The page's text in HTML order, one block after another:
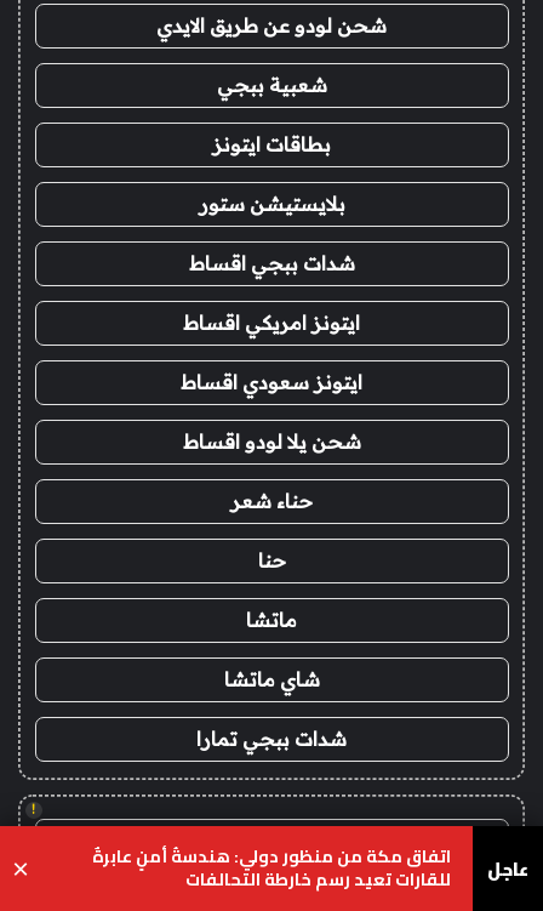
شحن لودو عن طريق الايدي
شعبية ببجي
بطاقات ايتونز
بلايستيشن ستور
شدات ببجي اقساط
ايتونز امريكي اقساط
ايتونز سعودي اقساط
شحن يلا لودو اقساط
حناء شعر
حنا
ماتشا
شاي ماتشا
شدات ببجي تمارا
!
خدمات الباك لينك والجيست
guest post مقال ضيف
عاجل اتفاق مكة من منظور دولي: هندسةُ أمنٍ عابرةٌ
للقارات تعيد رسم خارطة التحالفات ×